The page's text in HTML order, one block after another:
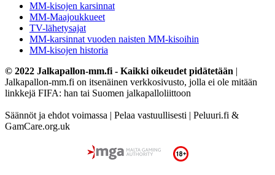
MM-kisojen karsinnat
MM-Maajoukkueet
TV-lähetysajat
MM-karsinnat vuoden naisten MM-kisoihin
MM-kisojen historia
© 2022 Jalkapallon-mm.fi - Kaikki oikeudet pidätetään |
Jalkapallon-mm.fi on itsenäinen verkkosivusto, jolla ei ole mitään
linkkejä FIFA: han tai Suomen jalkapalloliittoon
Säännöt ja ehdot voimassa | Pelaa vastuullisesti | Peluuri.fi &
GamCare.org.uk